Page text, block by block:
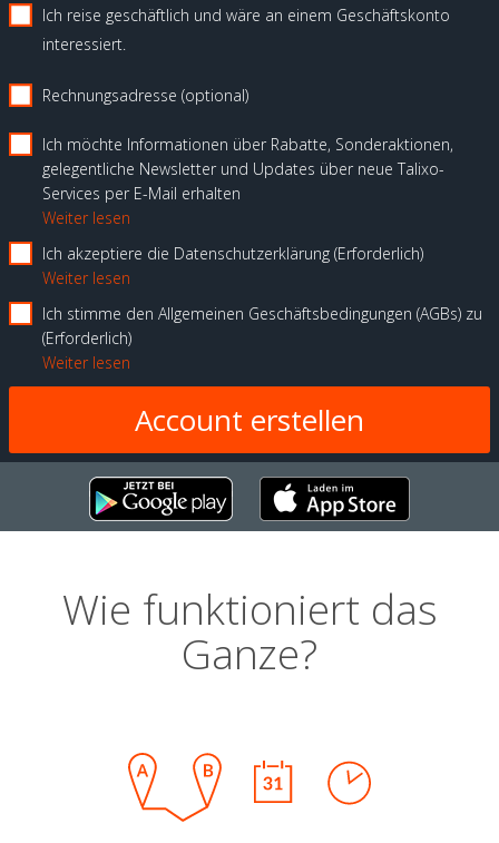
Ich reise geschäftlich und wäre an einem Geschäftskonto
interessiert.
Rechnungsadresse (optional)
Ich möchte Informationen über Rabatte, Sonderaktionen,
gelegentliche Newsletter und Updates über neue Talixo-
Services per E-Mail erhalten
Weiter lesen
Ich akzeptiere die Datenschutzerklärung Erforderlich
Weiter lesen
Ich stimme den Allgemeinen Geschäftsbedingungen (AGBs) zu
Erforderlich
Weiter lesen
Wie funktioniert das
Ganze?